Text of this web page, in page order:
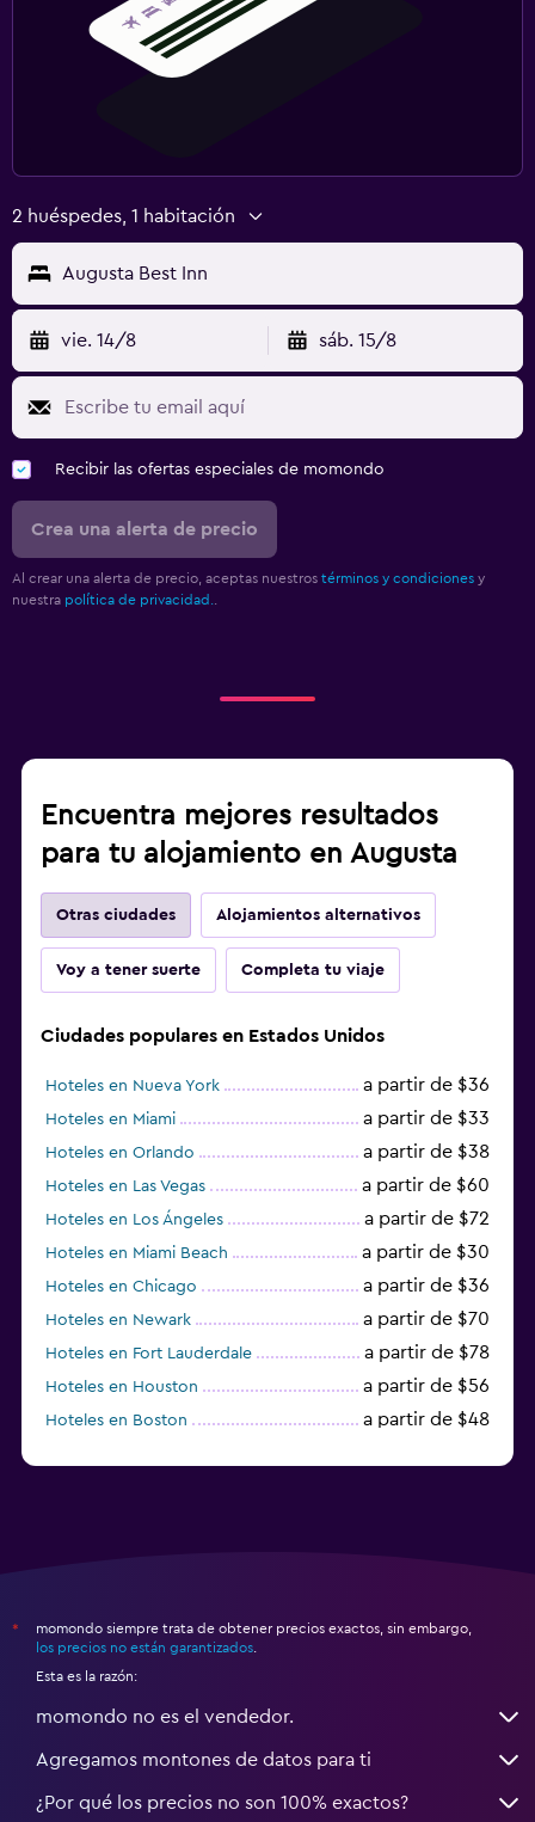
2 huéspedes, 1 habitación
Augusta Best Inn
vie. 14/8 sáb. 15/8
Recibir las ofertas especiales de momondo
Crea una alerta de precio
Al crear una alerta de precio, aceptas nuestros términos y condiciones y
nuestra política de privacidad.
Encuentra mejores resultados
para tu alojamiento en Augusta
Otras ciudades Alojamientos alternativos
Voy a tener suerte Completa tu viaje
Ciudades populares en Estados Unidos
Hoteles en Nueva York a partir de $36
Hoteles en Miami a partir de $33
Hoteles en Orlando a partir de $38
Hoteles en Las Vegas a partir de $60
Hoteles en Los Ángeles a partir de $72
Hoteles en Miami Beach a partir de $30
Hoteles en Chicago a partir de $36
Hoteles en Newark a partir de $70
Hoteles en Fort Lauderdale a partir de $78
Hoteles en Houston a partir de $56
Hoteles en Boston a partir de $48
*
momondo siempre trata de obtener precios exactos, sin embargo,
los precios no están garantizados
Esta es la razón:
momondo no es el vendedor.
Agregamos montones de datos para ti
¿Por qué los precios no son 100% exactos?